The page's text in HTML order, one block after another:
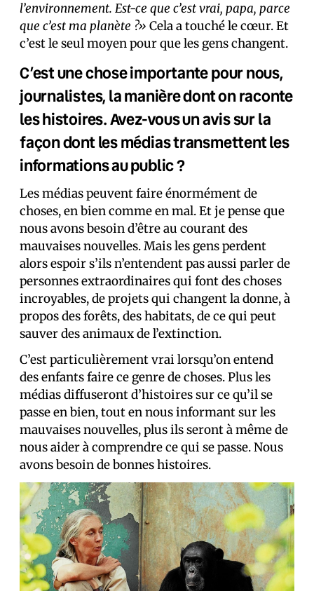
l’environnement. Est-ce que c’est vrai, papa, parce
que c’est ma planète ?» Cela a touché le cœur. Et
c’est le seul moyen pour que les gens changent.
C’est une chose importante pour nous,
journalistes, la manière dont on raconte
les histoires. Avez-vous un avis sur la
façon dont les médias transmettent les
informations au public ?
Les médias peuvent faire énormément de
choses, en bien comme en mal. Et je pense que
nous avons besoin d’être au courant des
mauvaises nouvelles. Mais les gens perdent
alors espoir s’ils n’entendent pas aussi parler de
personnes extraordinaires qui font des choses
incroyables, de projets qui changent la donne, à
propos des forêts, des habitats, de ce qui peut
sauver des animaux de l’extinction.
C’est particulièrement vrai lorsqu’on entend
des enfants faire ce genre de choses. Plus les
médias diffuseront d’histoires sur ce qu’il se
passe en bien, tout en nous informant sur les
mauvaises nouvelles, plus ils seront à même de
nous aider à comprendre ce qui se passe. Nous
avons besoin de bonnes histoires.